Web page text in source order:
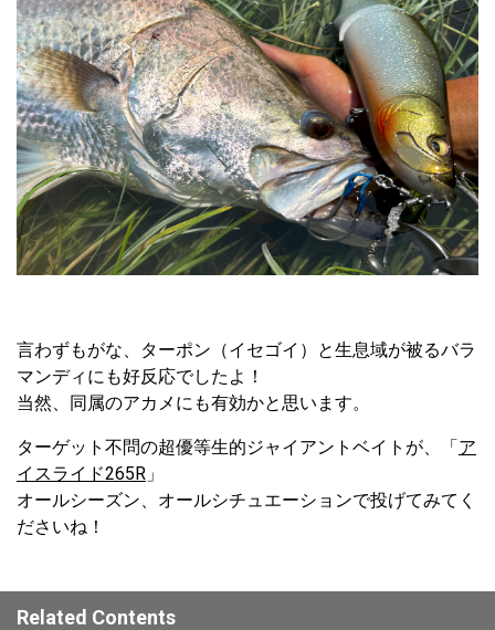
言わずもがな、ターポン（イセゴイ）と生息域が被るバラ
マンディにも好反応でしたよ！
当然、同属のアカメにも有効かと思います。
ターゲット不問の超優等生的ジャイアントベイトが、「ア
イスライド265R 」
オールシーズン、オールシチュエーションで投げてみてく
ださいね！
Related Contents